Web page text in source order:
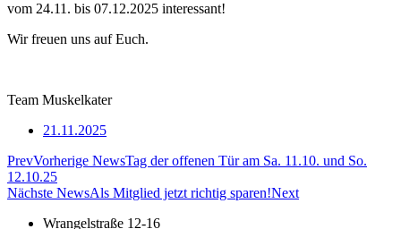
vom 24.11. bis 07.12.2025 interessant!
Wir freuen uns auf Euch.
Team Muskelkater
21.11.2025
PrevVorherige NewsTag der offenen Tür am Sa. 11.10. und So.
12.10.25
Nächste NewsAls Mitglied jetzt richtig sparen!Next
Wrangelstraße 12-16